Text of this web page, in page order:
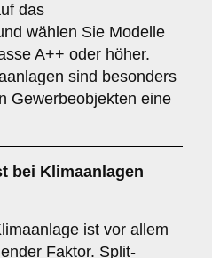
das
wählen Sie Modelle
A++ oder höher.
sind besonders
Gewerbeobjekten eine
bei Klimaanlagen
ist vor allem
Faktor. Split-